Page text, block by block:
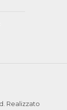
Realizzato